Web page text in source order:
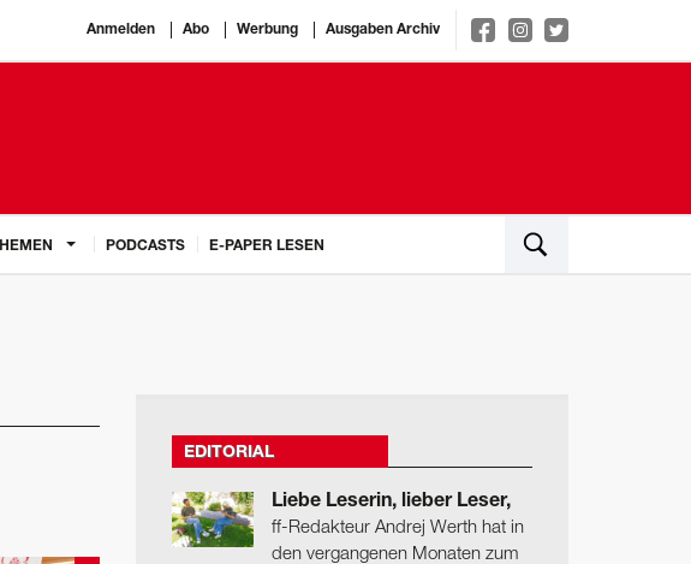
Anmelden Abo Werbung Ausgaben Archiv
PODCASTS E-PAPER LESEN
EDITORIAL
Liebe Leserin, lieber Leser,
ff-Redakteur Andrej Werth hat in
den vergangenen Monaten zum